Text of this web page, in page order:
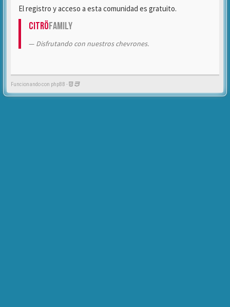
El registro y acceso a esta comunidad es gratuito.
CitröFamily
Disfrutando con nuestros chevrones.
Funcionando con phpBB -